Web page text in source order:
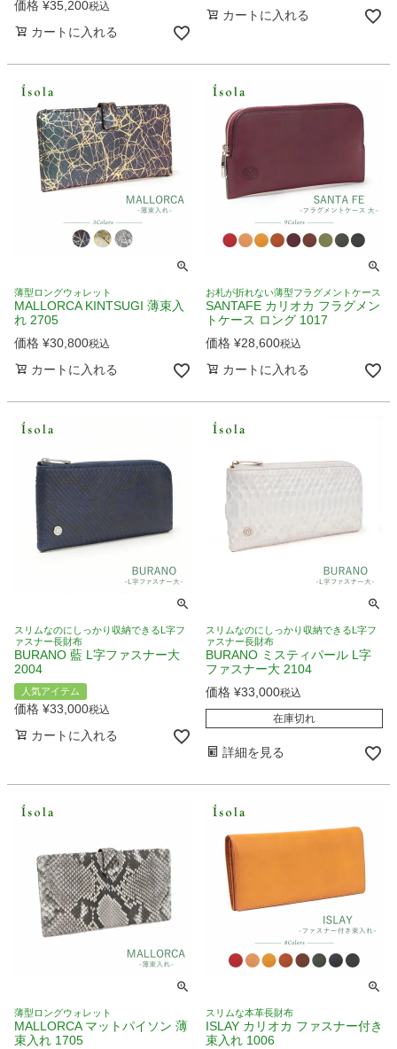
価格 ¥35,200税込
カートに入れる
カートに入れる
薄型ロングウォレット
MALLORCA KINTSUGI 薄束入
れ 2705
価格 ¥30,800税込
カートに入れる
お札が折れない薄型フラグメントケース
SANTAFE カリオカ フラグメン
トケース ロング 1017
価格 ¥28,600税込
カートに入れる
スリムなのにしっかり収納できるL字フ
ァスナー長財布
BURANO 藍 L字ファスナー大
2004
人気アイテム
価格 ¥33,000税込
カートに入れる
スリムなのにしっかり収納できるL字フ
ァスナー長財布
BURANO ミスティパール L字
ファスナー大 2104
価格 ¥33,000税込
在庫切れ
詳細を見る
薄型ロングウォレット
MALLORCA マットパイソン 薄
束入れ 1705
スリムな本革長財布
ISLAY カリオカ ファスナー付き
束入れ 1006